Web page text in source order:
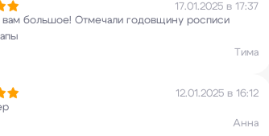
17.01.2025 в 17:37
большое! Отмечали годовщину росписи
Тима
12.01.2025 в 16:12
Анна